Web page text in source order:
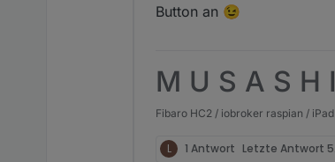
Button an 😉
M U S A S H I
Fibaro HC2 / iobroker raspian / iPad
L 1 Antwort Letzte Antwort